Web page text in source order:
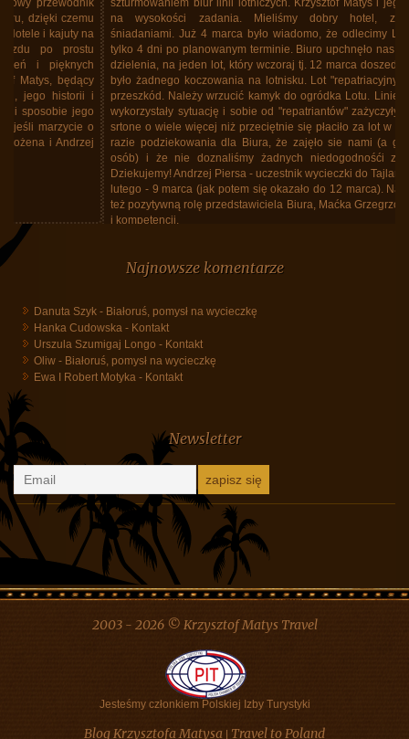
szturmowaniem biur linii lotniczych. Krzysztof Matys i jego biuro stanęło
na wysokości zadania. Mieliśmy dobry hotel, ze znakomitymi
śniadaniami. Już 4 marca było wiadomo, że odlecimy Lotem 12 marca
tylko 4 dni po planowanym terminie. Biuro upchnęło nas, wszystkich bez
dzielenia, na jeden lot, który wczoraj tj. 12 marca doszedł do skutku. Nie
było żadnego koczowania na lotnisku. Lot "repatriacyjny" odbył się bez
przeszkód. Należy wrzucić kamyk do ogródka Lotu. Linie bez skrupułów
wykorzystały sytuację i sobie od "repatriantów" zażyczyły za lot w jedną
srtone o wiele więcej niż przeciętnie się płaciło za lot w obie. W każdym
razie podziekowania dla Biura, że zajęło sie nami (a grupa spora, 40
osób) i że nie doznaliśmy żadnych niedogodnośći z tego powodu.
Dziekujemy! Andrzej Piersa - uczestnik wycieczki do Tajlandii w dniach 25
lutego - 9 marca (jak potem się okazało do 12 marca). Należy podkreślić
też pozytywną rolę przedstawiciela Biura, Maćka Grzegrzółki, siła spokoju
i kompetencji.
Najnowsze komentarze
Danuta Szyk-Białoruś, pomysł na wycieczkę
Ewa I Robert Motyka
Kontakt
Newsletter
2003 - 2026 © Krzysztof Matys Travel